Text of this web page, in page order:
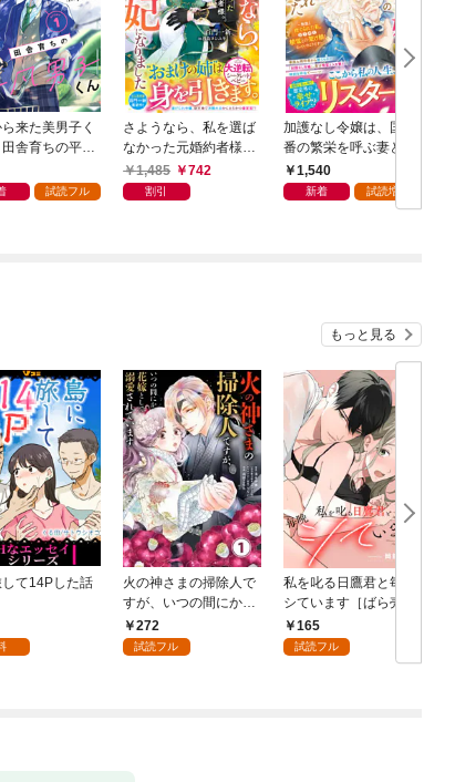
来た美男子く
舎育ちの平凡
【単話版】1
試読フル
さようなら、私を選ば
なかった元婚約者様。
一夜で大国君主の身ご
もり妃になりました
1,485 742
割引
加護なし令嬢は、国一
番の繁栄を呼ぶ妻とし
て迎えられました～無
能と捨てられた私、ど
うやら精霊との架け橋
1,540
新着 試読増量
もっと見る
て14Pした話
火の神さまの掃除人で
すが、いつの間にか花
嫁として溺愛されてい
ます【単話】（１）
272
試読フル
私を叱る日鷹君と毎晩
シています［ばら売
り］ 第1話
165
試読フル